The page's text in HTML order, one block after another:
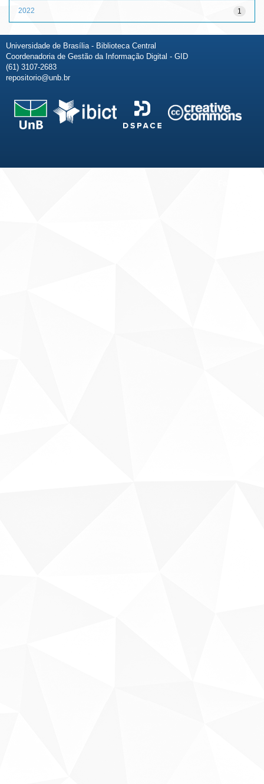
1
2022
Universidade de Brasília - Biblioteca Central
Coordenadoria de Gestão da Informação Digital - GID
(61) 3107-2683
repositorio@unb.br